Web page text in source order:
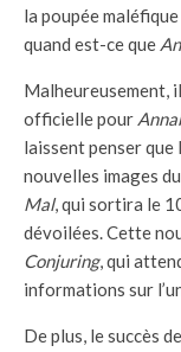
la poupée
quand est-ce que
Malheureusement,
officielle pour
laissent penser
nouvelles images
Mal, qui sortira le
dévoilées. Cette
Conjuring, qui
informations sur
De plus, le succès